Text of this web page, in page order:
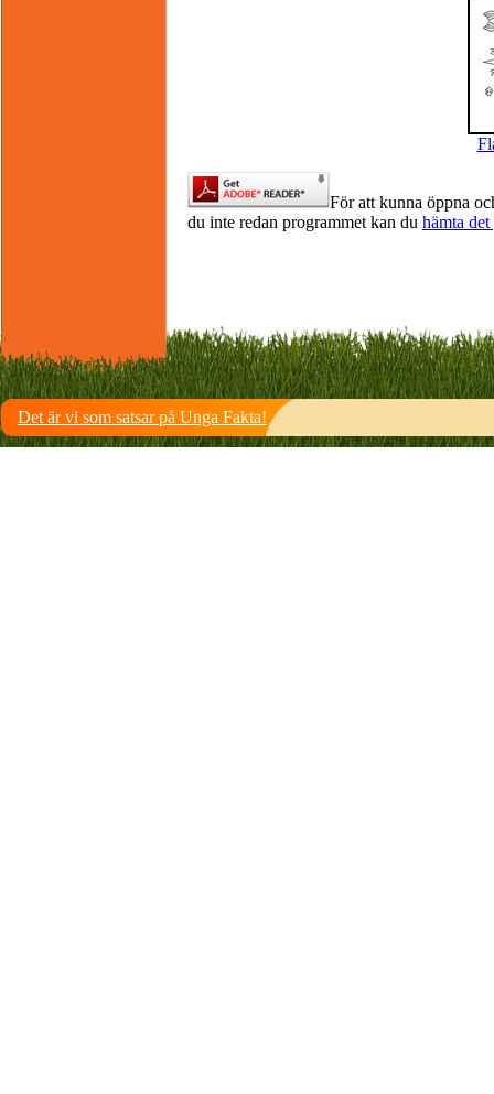
För att kunna öppna
du inte redan programmet kan du hämta det
Det är vi som satsar på Unga Fakta!